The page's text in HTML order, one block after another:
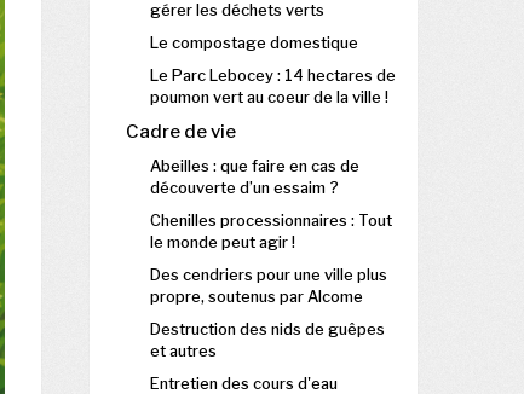
gérer les déchets verts
Le compostage domestique
Le Parc Lebocey : 14 hectares de
poumon vert au coeur de la ville !
Cadre de vie
Abeilles : que faire en cas de
découverte d’un essaim ?
Chenilles processionnaires : Tout
le monde peut agir !
Des cendriers pour une ville plus
propre, soutenus par Alcome
Destruction des nids de guêpes
et autres
Entretien des cours d'eau